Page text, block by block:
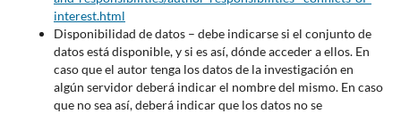
interest.html
Disponibilidad de datos – debe indicarse si el conjunto de
datos está disponible, y si es así, dónde acceder a ellos. En
caso que el autor tenga los datos de la investigación en
algún servidor deberá indicar el nombre del mismo. En caso
que no sea así, deberá indicar que los datos no se